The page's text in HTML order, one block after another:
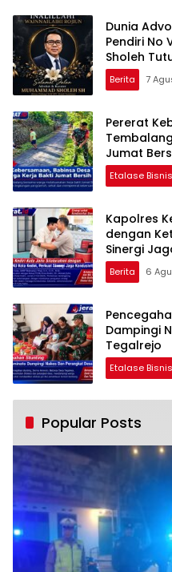
Dunia
Pendiri No
Sholeh
Berita 7
Pererat
Jumat
Etalase Bisnis
Kapolres
dengan
Sinergi
Berita 6
Dampingi
Tegalrejo
Etalase Bisnis
Popular Posts